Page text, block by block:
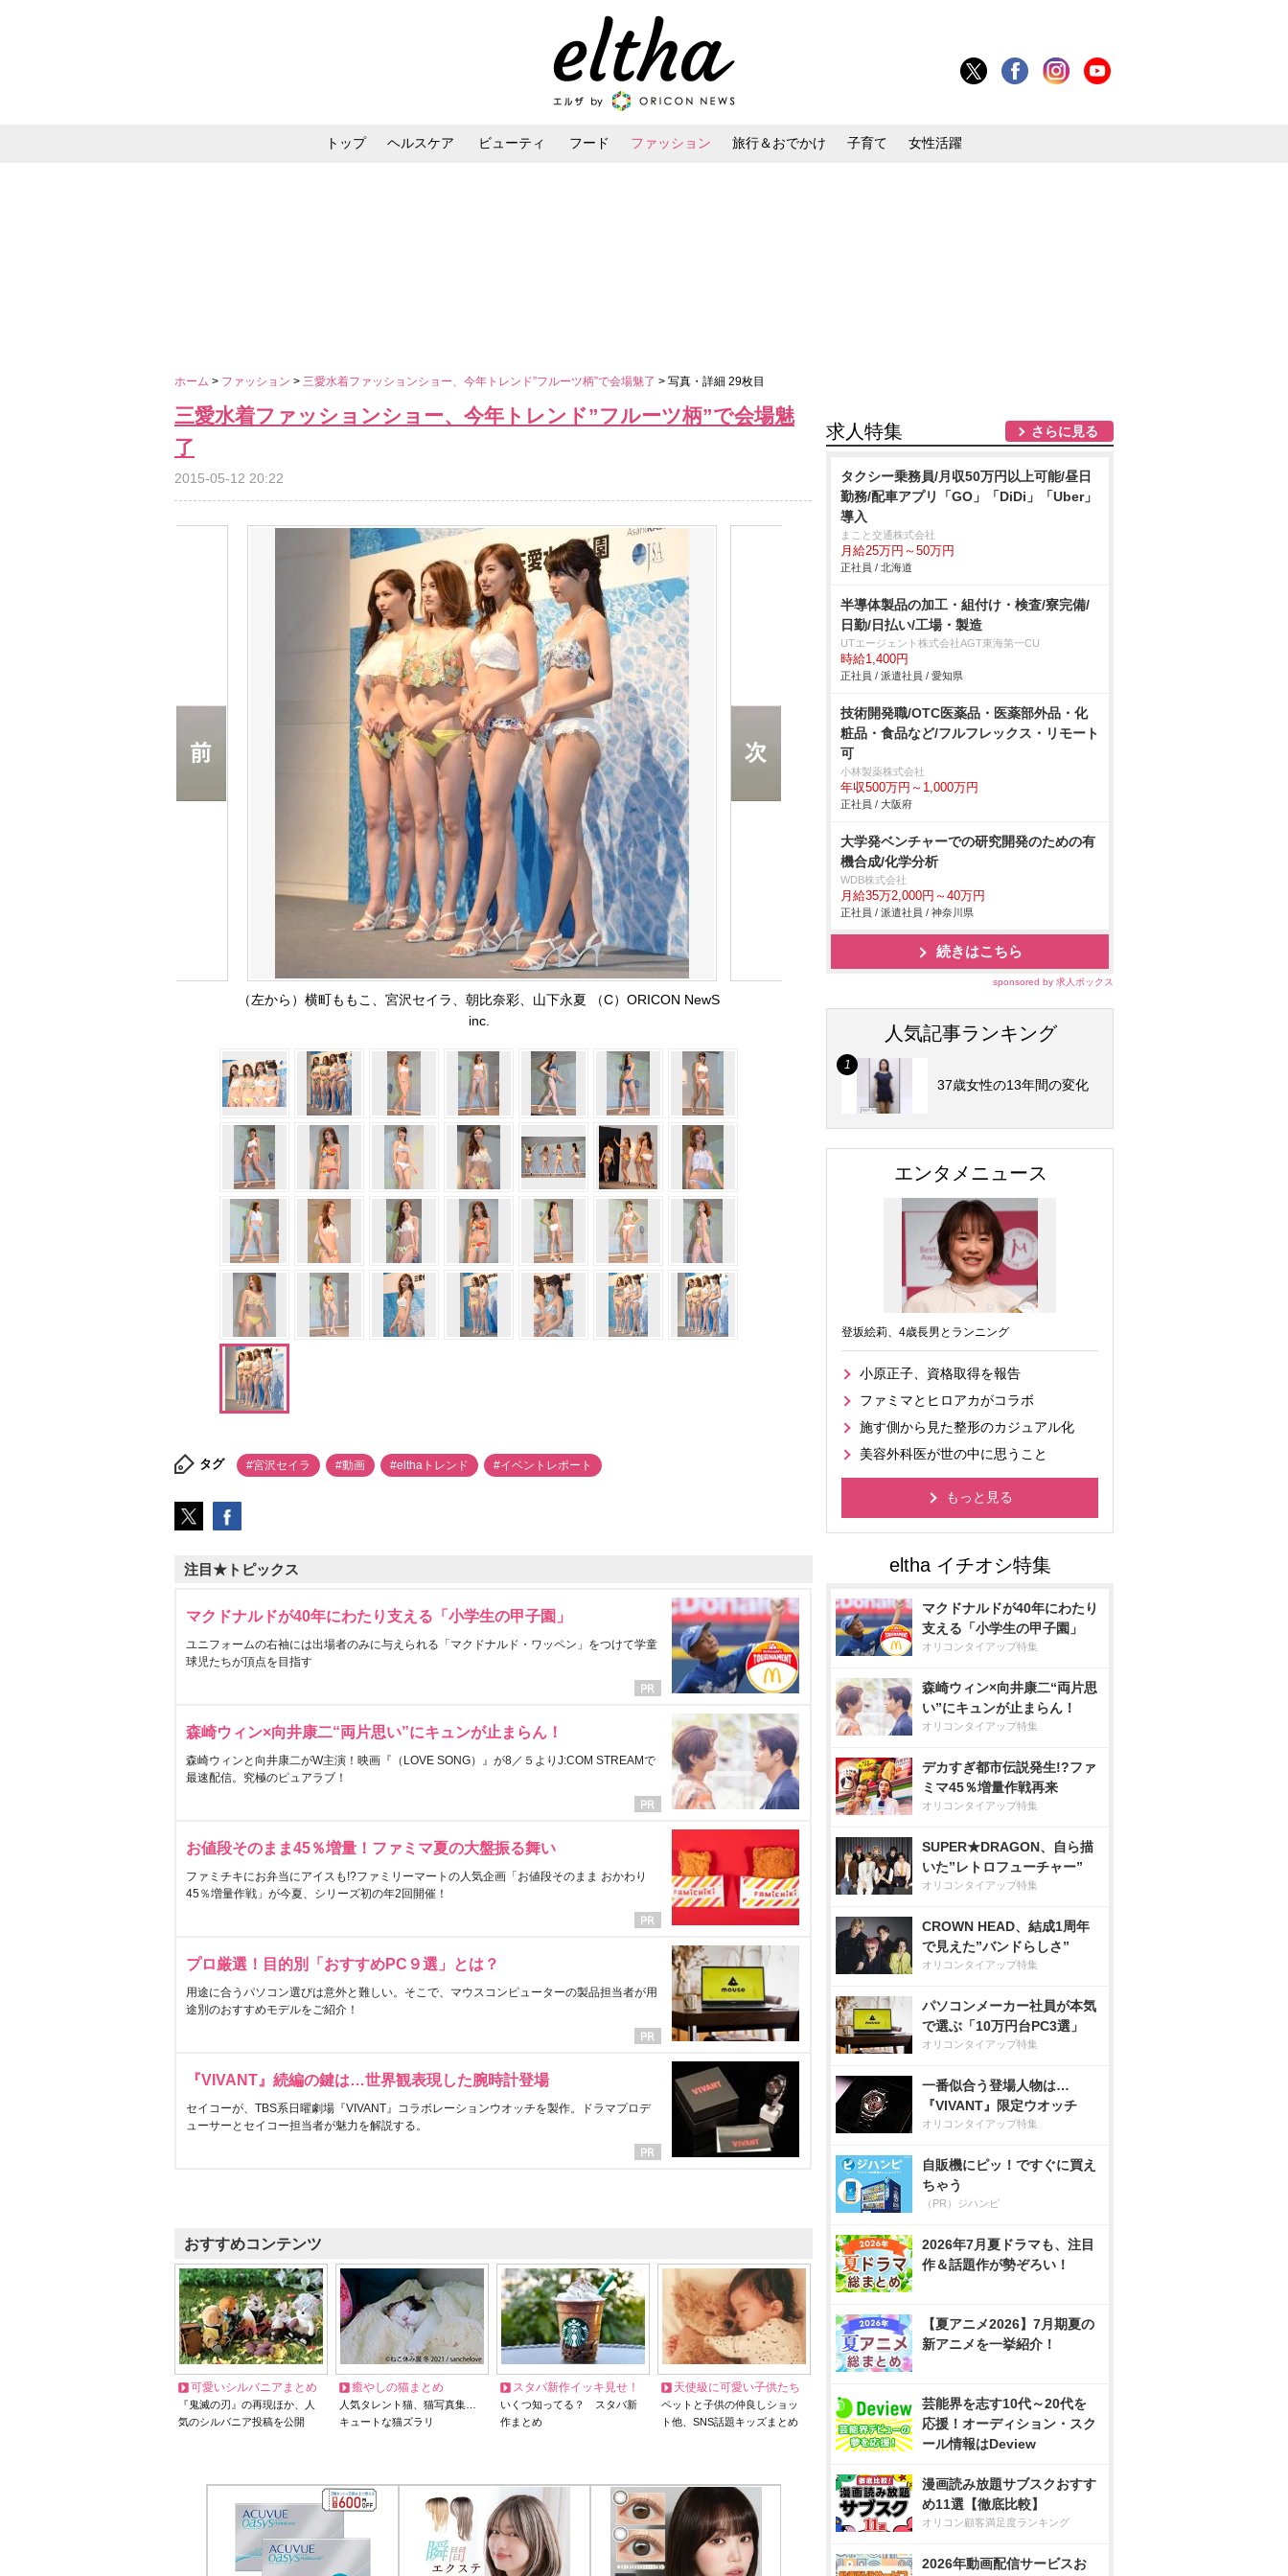
トップ ヘルスケア ビューティ フード ファッション 旅行＆おでかけ 子育て 女性活躍
ホーム > ファッション > 三愛水着ファッションショー、今年トレンド”フルーツ柄”で会場魅了 > 写真・詳細 29枚目
三愛水着ファッションショー、今年トレンド”フルーツ柄”で会場魅
了
2015-05-12 20:22
（左から）横町ももこ、宮沢セイラ、朝比奈彩、山下永夏 （C）ORICON NewS
inc.
タグ #宮沢セイラ #動画 #elthaトレンド #イベントレポート
注目★トピックス
マクドナルドが40年にわたり支える「小学生の甲子園」
ユニフォームの右袖には出場者のみに与えられる「マクドナルド・ワッペン」をつけて学童
球児たちが頂点を目指す
森崎ウィン×向井康二“両片思い”にキュンが止まらん！
森崎ウィンと向井康二がW主演！映画『（LOVE SONG）』が8／５よりJ:COM STREAMで
最速配信。究極のピュアラブ！
お値段そのまま45％増量！ファミマ夏の大盤振る舞い
ファミチキにお弁当にアイスも!?ファミリーマートの人気企画「お値段そのまま おかわり
45％増量作戦」が今夏、シリーズ初の年2回開催！
プロ厳選！目的別「おすすめPC９選」とは？
用途に合うパソコン選びは意外と難しい。そこで、マウスコンピューターの製品担当者が用
途別のおすすめモデルをご紹介！
『VIVANT』続編の鍵は…世界観表現した腕時計登場
セイコーが、TBS系日曜劇場『VIVANT』コラボレーションウオッチを製作。ドラマプロデ
ューサーとセイコー担当者が魅力を解説する。
おすすめコンテンツ
可愛いシルバニアまとめ
『鬼滅の刃』の再現ほか、人
気のシルバニア投稿を公開
癒やしの猫まとめ
人気タレント猫、猫写真集…
キュートな猫ズラリ
スタバ新作イッキ見せ！
いくつ知ってる？ スタバ新
作まとめ
天使級に可愛い子供たち
ペットと子供の仲良しショッ
ト他、SNS話題キッズまとめ
求人特集 さらに見る
タクシー乗務員/月収50万円以上可能/昼日
勤務/配車アプリ「GO」「DiDi」「Uber」
導入
まこと交通株式会社
月給25万円～50万円
正社員 / 北海道
半導体製品の加工・組付け・検査/寮完備/
日勤/日払い/工場・製造
UTエージェント株式会社AGT東海第一CU
時給1,400円
正社員 / 派遣社員 / 愛知県
技術開発職/OTC医薬品・医薬部外品・化
粧品・食品など/フルフレックス・リモート
可
小林製薬株式会社
年収500万円～1,000万円
正社員 / 大阪府
大学発ベンチャーでの研究開発のための有
機合成/化学分析
WDB株式会社
月給35万2,000円～40万円
正社員 / 派遣社員 / 神奈川県
続きはこちら
sponsored by 求人ボックス
人気記事ランキング
37歳女性の13年間の変化
エンタメニュース
登坂絵莉、4歳長男とランニング
小原正子、資格取得を報告
ファミマとヒロアカがコラボ
施す側から見た整形のカジュアル化
美容外科医が世の中に思うこと
もっと見る
マクドナルドが40年にわたり
支える「小学生の甲子園」
オリコンタイアップ特集
森崎ウィン×向井康二“両片思
い”にキュンが止まらん！
オリコンタイアップ特集
デカすぎ都市伝説発生!?ファ
ミマ45％増量作戦再来
オリコンタイアップ特集
SUPER★DRAGON、自ら描
いた”レトロフューチャー”
オリコンタイアップ特集
CROWN HEAD、結成1周年
で見えた”バンドらしさ”
オリコンタイアップ特集
パソコンメーカー社員が本気
で選ぶ「10万円台PC3選」
オリコンタイアップ特集
一番似合う登場人物は…
『VIVANT』限定ウオッチ
オリコンタイアップ特集
自販機にピッ！ですぐに買え
ちゃう
（PR）ジハンピ
2026年7月夏ドラマも、注目
作＆話題作が勢ぞろい！
【夏アニメ2026】7月期夏の
新アニメを一挙紹介！
芸能界を志す10代～20代を
応援！オーディション・スク
ール情報はDeview
漫画読み放題サブスクおすす
め11選【徹底比較】
オリコン顧客満足度ランキング
2026年動画配信サービスお